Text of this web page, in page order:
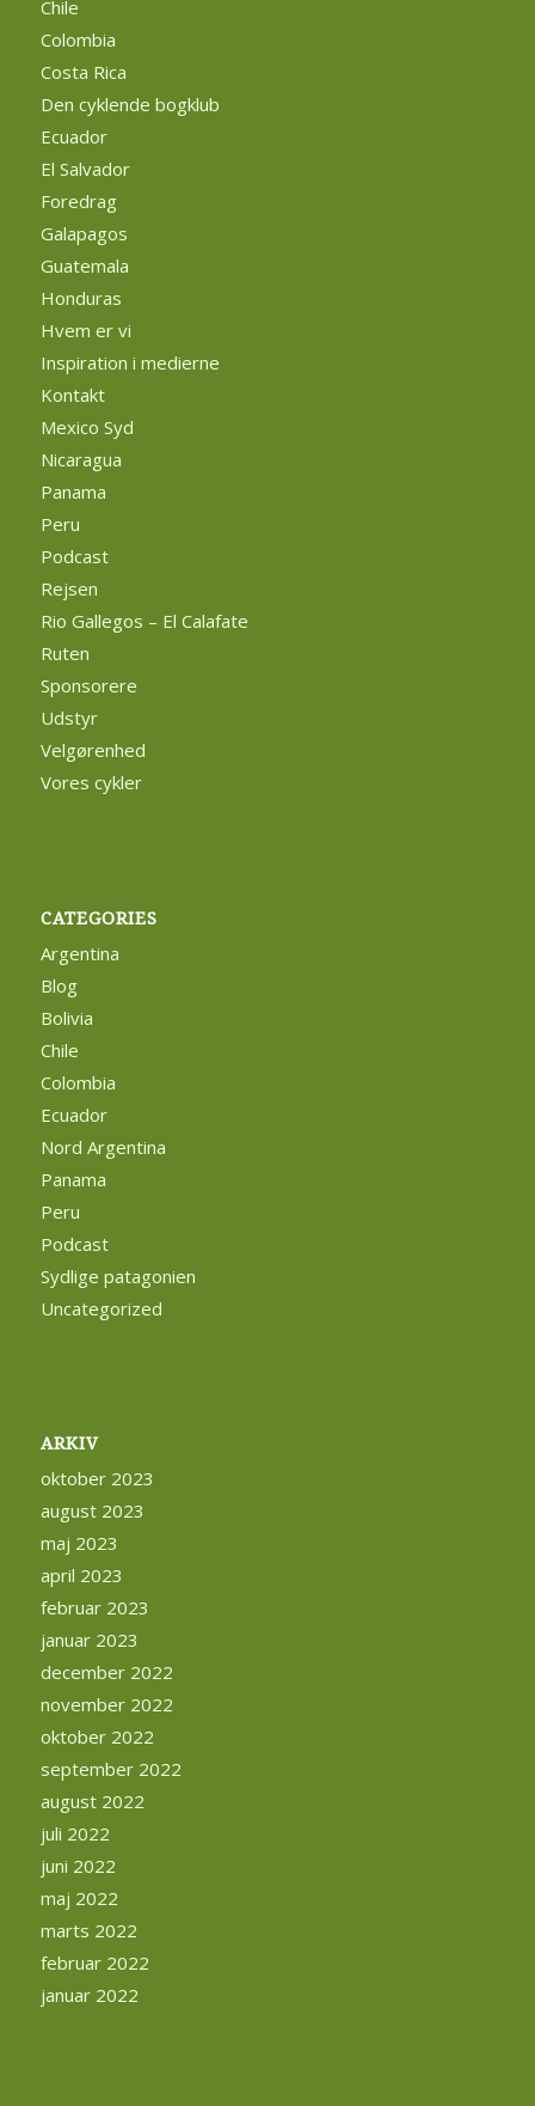
Chile
Colombia
Costa Rica
Den cyklende bogklub
Ecuador
El Salvador
Foredrag
Galapagos
Guatemala
Honduras
Hvem er vi
Inspiration i medierne
Kontakt
Mexico Syd
Nicaragua
Panama
Peru
Podcast
Rejsen
Rio Gallegos – El Calafate
Ruten
Sponsorere
Udstyr
Velgørenhed
Vores cykler
CATEGORIES
Argentina
Blog
Bolivia
Chile
Colombia
Ecuador
Nord Argentina
Panama
Peru
Podcast
Sydlige patagonien
Uncategorized
ARKIV
oktober 2023
august 2023
maj 2023
april 2023
februar 2023
januar 2023
december 2022
november 2022
oktober 2022
september 2022
august 2022
juli 2022
juni 2022
maj 2022
marts 2022
februar 2022
januar 2022